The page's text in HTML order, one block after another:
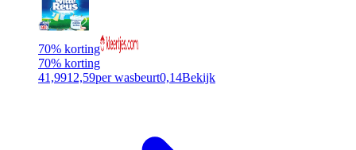
70% korting
70% korting
41,9912,59per wasbeurt0,14Bekijk